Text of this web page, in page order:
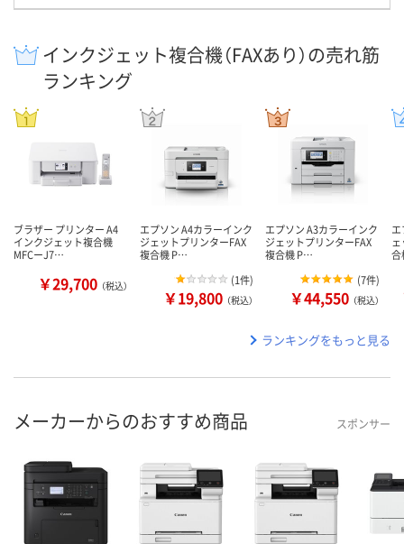
インクジェット複合機（FAXあり）の売れ筋
ランキング
ブラザー プリンター A4
インクジェット複合機
MFCーJ7…
￥29,700 （税込）
エプソン A4カラーインク
ジェットプリンターFAX
複合機 P…
(1件)
￥19,800 （税込）
エプソン A3カラーインク
ジェットプリンターFAX
複合機 P…
(7件)
￥44,550 （税込）
合
ランキングをもっと見る
メーカーからのおすすめ商品 スポンサー